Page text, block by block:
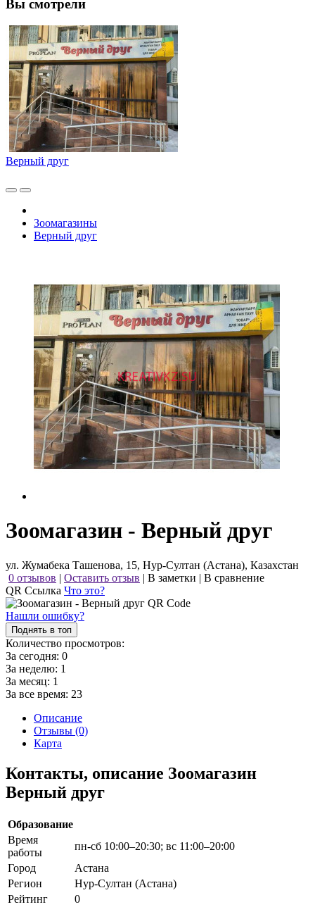
Вы смотрели
Верный друг
Зоомагазины
Верный друг
Зоомагазин - Верный друг
ул. Жумабека Ташенова, 15, Нур-Султан (Астана), Казахстан
0 отзывов | Оставить отзыв | В заметки | В сравнение
QR Ссылка Что это?
Нашли ошибку?
Поднять в топ
Количество просмотров:
За сегодня: 0
За неделю: 1
За месяц: 1
За все время: 23
Описание
Отзывы (0)
Карта
Контакты, описание Зоомагазин
Верный друг
Образование
Время
работы
пн-сб 10:00–20:30; вс 11:00–20:00
Город
Астана
Регион
Нур-Султан (Астана)
Рейтинг
0